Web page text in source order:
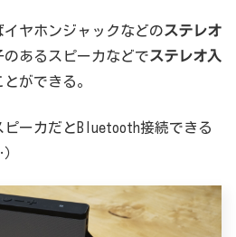
イヤホンジャックなどのステレオ
のあるスピーカなどでステレオ入
ができる。
ーカだとBluetooth接続できる